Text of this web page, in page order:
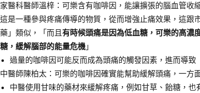
家醫科醫師溫梓：可樂含有咖啡因，能讓擴張的腦血管收
這是一種參與疼痛傳導的物質，從而增強止痛效果，這跟
藥」類似，「而且有時候頭痛是因為低血糖，可樂的高濃
糖，緩解腦部的能量危機」
過量的咖啡因可能反而成為頭痛的觸發因素，進而導致
中醫師陳柏太：可樂的咖啡因確實能幫助緩解頭痛，一方
中醫使用甘味的藥材來緩解疼痛，例如甘草、飴糖，也